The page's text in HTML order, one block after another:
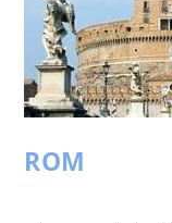
ROM